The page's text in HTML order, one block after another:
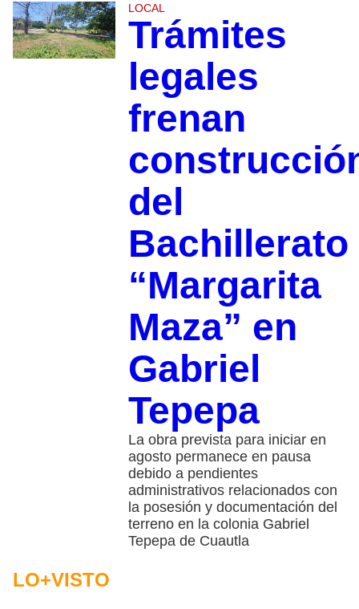
LOCAL
Trámites
legales
frenan
del
Bachillerato
“Margarita
Maza” en
Gabriel
Tepepa
La obra prevista para iniciar en
agosto permanece en pausa
debido a pendientes
administrativos relacionados con
la posesión y documentación del
terreno en la colonia Gabriel
Tepepa de Cuautla
LO+VISTO